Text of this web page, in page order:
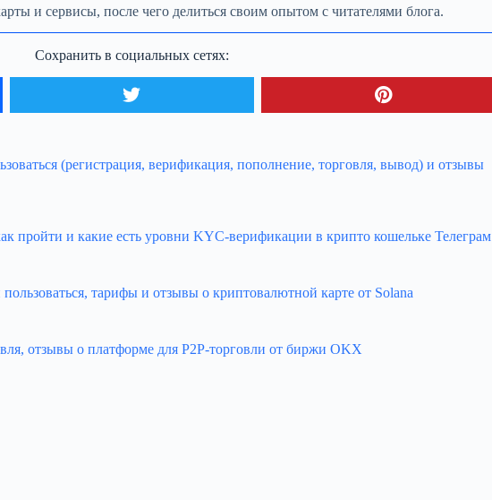
и сервисы, после чего делиться своим опытом с читателями блога.
Сохранить в социальных сетях:
(регистрация, верификация, пополнение, торговля, вывод) и отзывы
пройти и какие есть уровни KYC-верификации в крипто кошельке Телеграм
тарифы и отзывы о криптовалютной карте от Solana
отзывы о платформе для P2P-торговли от биржи OKX